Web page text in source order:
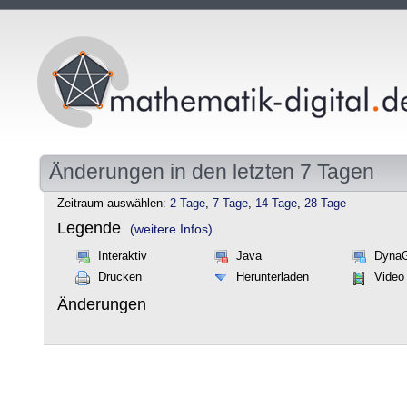
Änderungen in den letzten 7 Tagen
Zeitraum auswählen: 2 Tage, 7 Tage, 14 Tage, 28 Tage
Legende (weitere Infos)
Interaktiv Java
Drucken
Herunterladen Video
Änderungen